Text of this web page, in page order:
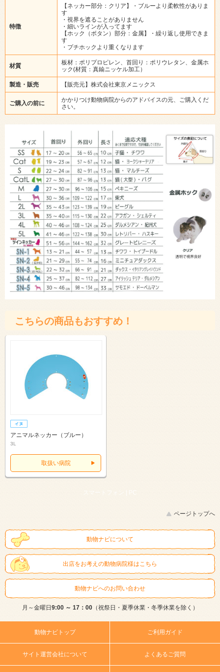
特徴
【ネッカー部分：クリア】・ブルーより柔軟性がありま
す
・視界を遮ることがありません
・細いラインが入ってます
【ホック（ボタン）部分：金属】・繰り返し使用できま
す
・プチホックより重くなります
材質
板材：ポリプロピレン、首回り：ポリウレタン、金属ホ
ック(材質：真鍮ニッケル加工）
製造・販売 【販売元】株式会社東京メニックス
ご購入の前に
かかりつけ動物病院からのアドバイスの元、ご購入くだ
さい。
こちらの商品もおすすめ！
アニマルネッカー（ブルー）
3L
取扱い病院
スマートフォン | PC
ページトップへ
動物ナビについて
出店をお考えの動物病院様はこちら
動物ナビへのお問い合わせ
月～金曜日9:00 ～ 17：00（祝祭日・夏季休業・冬季休業を除く）
動物ナビトップ ご利用ガイド
サイト運営会社について よくあるご質問